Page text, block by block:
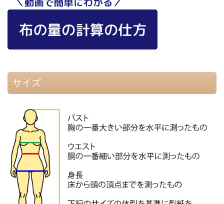
サイズ